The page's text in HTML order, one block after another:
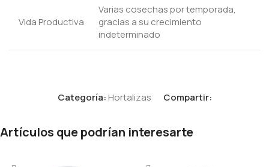
Vida Productiva
Varias cosechas por temporada,
gracias a su crecimiento
indeterminado
Categoría:Hortalizas Compartir:
Artículos que podrían interesarte